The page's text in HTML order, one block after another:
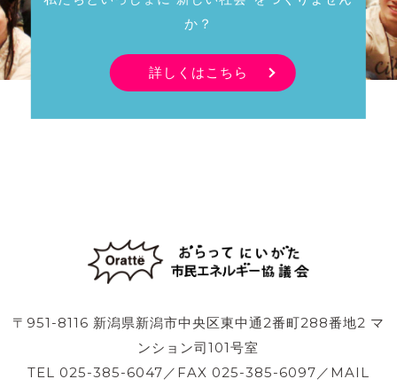
か？
詳しくはこちら
〒951-8116 新潟県新潟市中央区東中通2番町288番地2 マ
ンション司101号室
TEL 025-385-6047／FAX 025-385-6097／MAIL